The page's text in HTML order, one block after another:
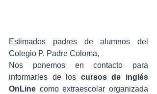
Estimados padres de alumnos del
Colegio P. Padre Coloma,
Nos ponemos en contacto para
informarles de los cursos de inglés
OnLine como extraescolar organizada